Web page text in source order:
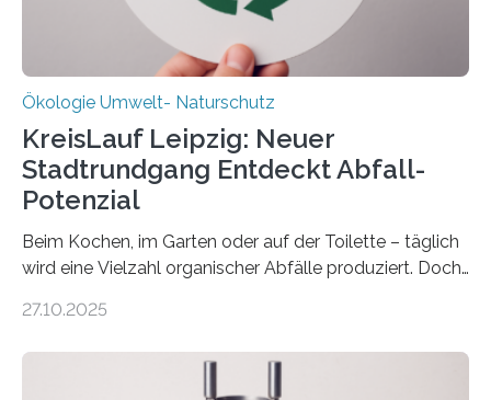
Ökologie Umwelt- Naturschutz
KreisLauf Leipzig: Neuer
Stadtrundgang Entdeckt Abfall-
Potenzial
Beim Kochen, im Garten oder auf der Toilette – täglich
wird eine Vielzahl organischer Abfälle produziert. Doch
Potenzial nur dann entfalten können, wenn sie in
27.10.2025